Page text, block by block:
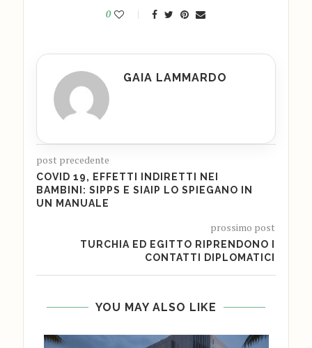
0
GAIA LAMMARDO
post precedente
COVID 19, EFFETTI INDIRETTI NEI
BAMBINI: SIPPS E SIAIP LO SPIEGANO IN
UN MANUALE
prossimo post
TURCHIA ED EGITTO RIPRENDONO I
CONTATTI DIPLOMATICI
YOU MAY ALSO LIKE